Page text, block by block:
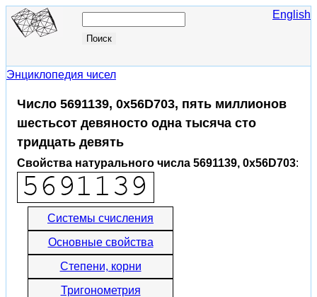
English
Энциклопедия чисел
Число 5691139, 0x56D703, пять миллионов
шестьсот девяносто одна тысяча сто
тридцать девять
Свойства натурального числа 5691139, 0x56D703:
Системы счисления
Основные свойства
Степени, корни
Тригонометрия